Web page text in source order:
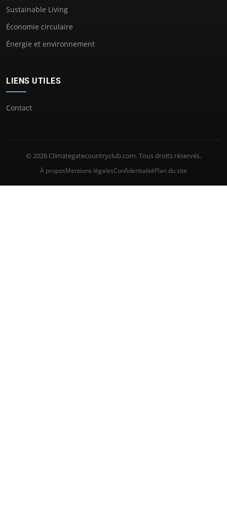
Sustainable Living
Économie circulaire
Énergie et environnement
LIENS UTILES
Contact
© 2026 Climategatecountryclub.com. Tous droits réservés.
À proposMentions légalesConfidentialitéPlan du site